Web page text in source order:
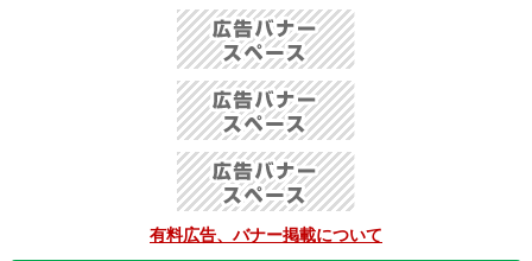
有料広告、バナー掲載について